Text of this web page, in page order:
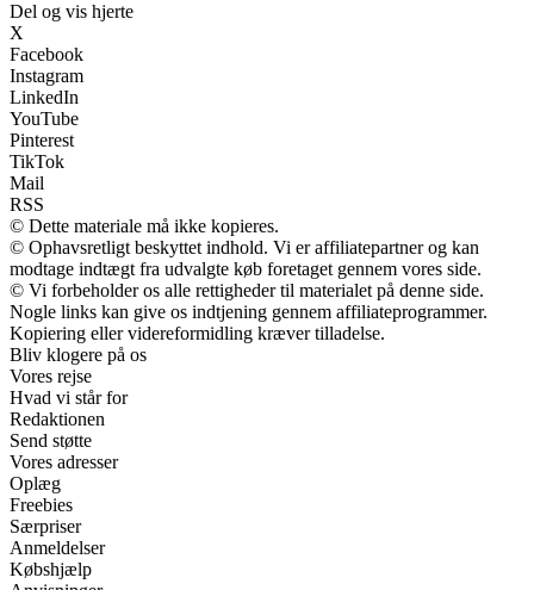
Del og vis hjerte
X
Facebook
Instagram
LinkedIn
YouTube
Pinterest
TikTok
Mail
RSS
© Dette materiale må ikke kopieres.
© Ophavsretligt beskyttet indhold. Vi er affiliatepartner og kan
modtage indtægt fra udvalgte køb foretaget gennem vores side.
© Vi forbeholder os alle rettigheder til materialet på denne side.
Nogle links kan give os indtjening gennem affiliateprogrammer.
Kopiering eller videreformidling kræver tilladelse.
Bliv klogere på os
Vores rejse
Hvad vi står for
Redaktionen
Send støtte
Vores adresser
Oplæg
Freebies
Særpriser
Anmeldelser
Købshjælp